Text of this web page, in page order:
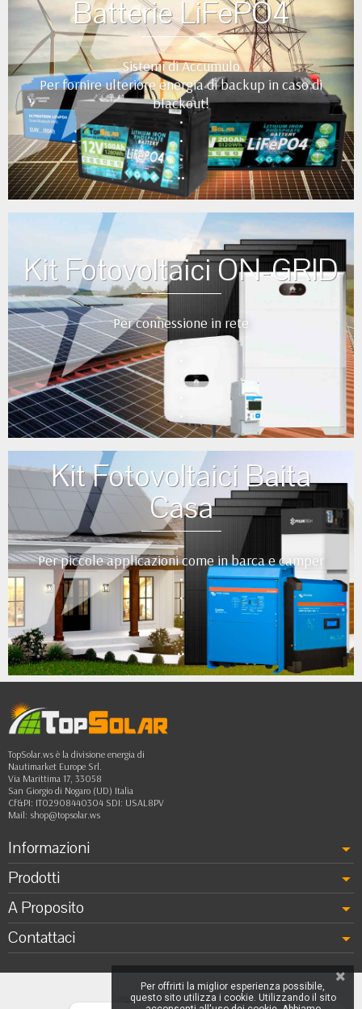
Batterie LiFePO4
Sistemi di Accumulo
Per fornire ulteriore energia di backup in caso di
blackout!
•
•
•
••
Kit Fotovoltaici ON-GRID
Per connessione in rete
•
•
Kit Fotovoltaici Baita
Casa
Per piccole applicazioni come in barca e camper
•
•
•
•
••
TopSolar.ws è la divisione energia di
Nautimarket Europe Srl.
Via Marittima 17, 33058
San Giorgio di Nogaro (UD) Italia
Cf&PI: IT02908440304 SDI: USAL8PV
Mail: shop@topsolar.ws
Informazioni
Prodotti
A Proposito
Contattaci
Per offrirti la miglior esperienza possibile,
questo sito utilizza i cookie. Utilizzando il sito